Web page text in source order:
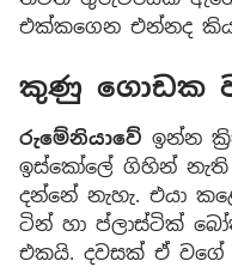
එක්කගෙන එන්නද
කුණු ගොඩක
රුමේනියාවේ ඉන්න
ඉස්කෝලේ ගිහින්
දන්නේ නැහැ. එයා
ටින් හා ප්ලාස්ටික්
එකයි. දවසක් ඒ